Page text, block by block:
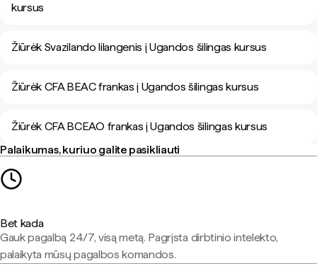
kursus
Žiūrėk Svazilando lilangenis į Ugandos šilingas kursus
Žiūrėk CFA BEAC frankas į Ugandos šilingas kursus
Žiūrėk CFA BCEAO frankas į Ugandos šilingas kursus
Palaikumas, kuriuo galite pasikliauti
Bet kada
Gauk pagalbą 24/7, visą metą. Pagrįsta dirbtinio intelekto,
palaikyta mūsų pagalbos komandos.